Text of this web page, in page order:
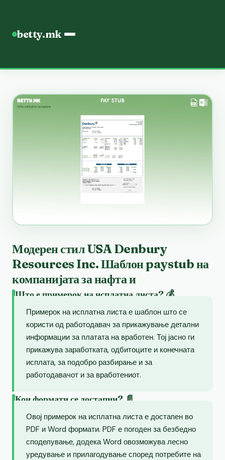
betty.mk
Модерен стил USA Denbury
Resources Inc. Шаблон paystub на
компанијата за нафта и
Што е примерок на исплатна листа? 💰
Примерок на исплатна листа е шаблон што се
користи од работодавач за прикажување детални
информации за платата на вработен. Тој јасно ги
прикажува заработката, одбитоците и конечната
исплата, за подобро разбирање и за
работодавачот и за вработениот.
Кои формати се достапни? 📄
Овој примерок на исплатна листа е достапен во
PDF и Word формати. PDF е погоден за безбедно
споделување, додека Word овозможува лесно
уредување и прилагодување според потребите на